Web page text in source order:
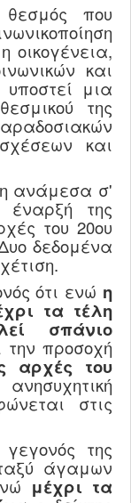
που
οικογένεια,
και
υποστεί μια
της
και
ανάμεσα σ'
της
του 20ου
δεδομένα
ότι ενώ η
τα τέλη
σπάνιο
την προσοχή
αρχές του
στις
της
άγαμων
μέχρι τα